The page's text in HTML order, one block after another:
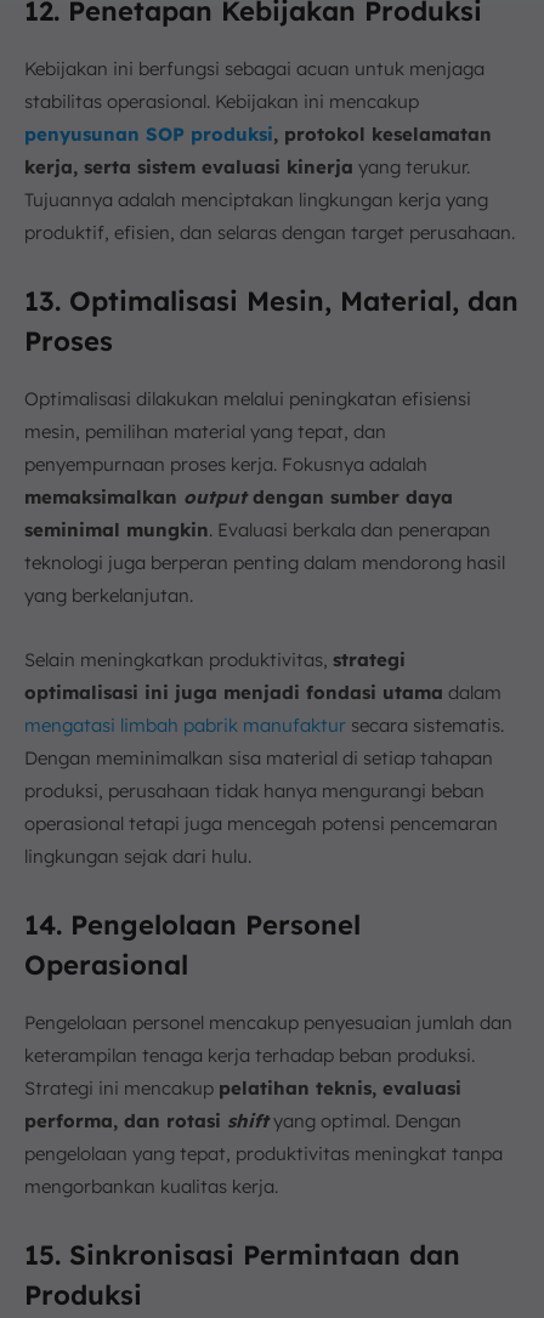
12. Penetapan Kebijakan Produksi
Kebijakan ini berfungsi sebagai acuan untuk menjaga
stabilitas operasional. Kebijakan ini mencakup
penyusunan SOP produksi, protokol keselamatan
kerja, serta sistem evaluasi kinerja yang terukur.
Tujuannya adalah menciptakan lingkungan kerja yang
produktif, efisien, dan selaras dengan target perusahaan.
13. Optimalisasi Mesin, Material, dan
Proses
Optimalisasi dilakukan melalui peningkatan efisiensi
mesin, pemilihan material yang tepat, dan
penyempurnaan proses kerja. Fokusnya adalah
memaksimalkan outputdengan sumber daya
seminimal mungkin. Evaluasi berkala dan penerapan
teknologi juga berperan penting dalam mendorong hasil
yang berkelanjutan.
Selain meningkatkan produktivitas, strategi
optimalisasi ini juga menjadi fondasi utama dalam
mengatasi limbah pabrik manufaktur secara sistematis.
Dengan meminimalkan sisa material di setiap tahapan
produksi, perusahaan tidak hanya mengurangi beban
operasional tetapi juga mencegah potensi pencemaran
lingkungan sejak dari hulu.
14. Pengelolaan Personel
Operasional
Pengelolaan personel mencakup penyesuaian jumlah dan
keterampilan tenaga kerja terhadap beban produksi.
Strategi ini mencakup pelatihan teknis, evaluasi
performa, dan rotasi shiftyang optimal. Dengan
pengelolaan yang tepat, produktivitas meningkat tanpa
mengorbankan kualitas kerja.
15. Sinkronisasi Permintaan dan
Produksi